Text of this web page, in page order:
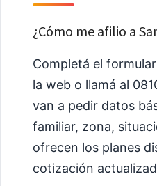
¿Cómo me afilio a
Completá el
la web o llamá al
van a pedir datos
familiar, zona,
ofrecen los planes
cotización